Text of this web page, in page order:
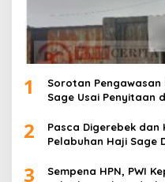
1
Sorotan
Sage Usai Penyitaan
2
Pasca Digerebek dan
Pelabuhan Haji Sage
3
Sempena HPN, PWI